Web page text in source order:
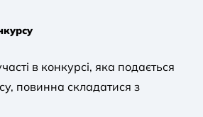
в конкурсі, яка подається
повинна складатися з